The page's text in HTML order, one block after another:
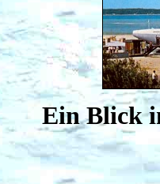
Ein Blick